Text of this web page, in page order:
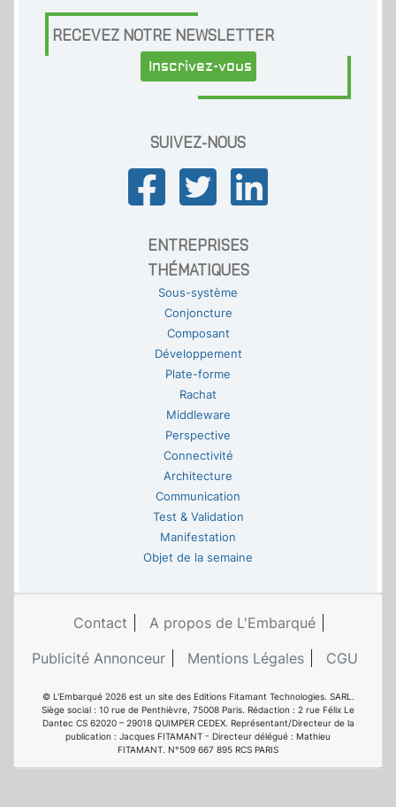
RECEVEZ NOTRE NEWSLETTER
Inscrivez-vous
SUIVEZ-NOUS
ENTREPRISES
THÉMATIQUES
Sous-système
Conjoncture
Composant
Développement
Plate-forme
Rachat
Middleware
Perspective
Connectivité
Architecture
Communication
Test & Validation
Manifestation
Objet de la semaine
Contact
A propos de L'Embarqué
Publicité Annonceur
Mentions Légales CGU
© L'Embarqué 2026 est un site des Editions Fitamant Technologies. SARL.
Siège social : 10 rue de Penthièvre, 75008 Paris. Rédaction : 2 rue Félix Le
Dantec CS 62020 – 29018 QUIMPER CEDEX. Représentant/Directeur de la
publication : Jacques FITAMANT - Directeur délégué : Mathieu
FITAMANT. N°509 667 895 RCS PARIS